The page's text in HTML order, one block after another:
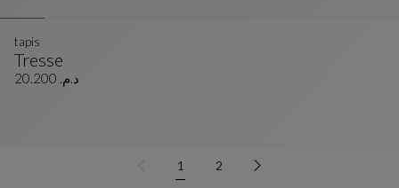
Tresse
Tapis
Voir La Description Complète
tapis
د.م. 20.200
1 2